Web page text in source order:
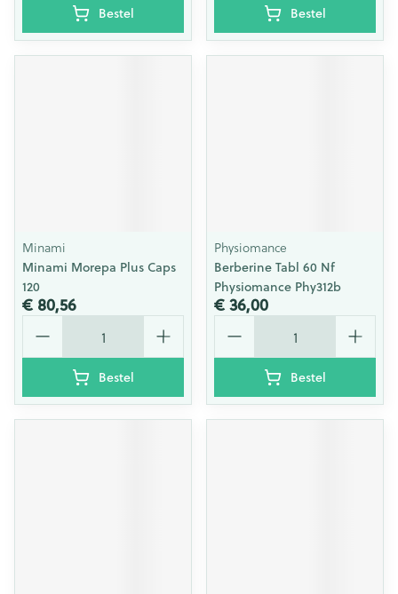
Bestel Bestel
Minami
Minami Morepa Plus Caps
120
€ 80,56
Aantal
Bestel
Physiomance
Berberine Tabl 60 Nf
Physiomance Phy312b
€ 36,00
Aantal
Bestel